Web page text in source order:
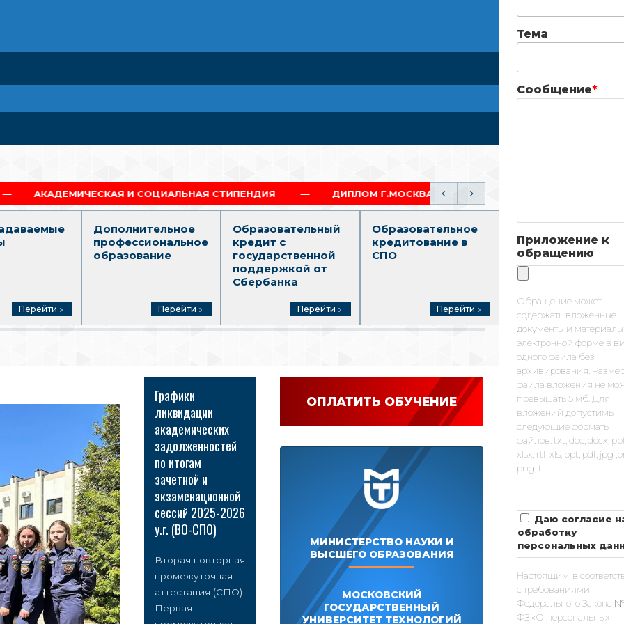
СОЦИАЛЬНАЯ СТИПЕНДИЯ ДИПЛОМ Г.МОСКВА ПОЛНЫЙ ОБРАЗОВАТЕЛЬНЫЙ ТРЕК (СПО-ВО)
Перейти
Дополнительное
профессиональное
образование
Перейти
Образовательный
кредит с
государственной
поддержкой от
Сбербанка
Перейти
Образовательное
кредитование в
СПО
Перейти
образование
ОПЛАТИТЬ ОБУЧЕНИЕ
МИНИСТЕРСТВО НАУКИ И
ВЫСШЕГО ОБРАЗОВАНИЯ
МОСКОВСКИЙ
ГОСУДАРСТВЕННЫЙ
УНИВЕРСИТЕТ ТЕХНОЛОГИЙ
Графики
ликвидации
академических
задолженностей
по итогам
зачетной и
экзаменационной
сессий 2025-2026
у.г. (ВО-СПО)
Вторая повторная
промежуточная
аттестация (СПО)
Первая
Тема
Сообщение*
Приложение к
обращению
Обращение может
содержать вложенные
документы и
электронной форме в
одного файла без
архивирования.
файла вложения не
превышать 5 мб. Для
вложений допустимы
следующие форматы
файлов: txt, doc, docx,
xlsx, rtf, xls, ppt, pdf, jpg
png, tif
Даю согласие
обработку
персональных
Настоящим, в
с требованиями
Федерального Закона
ФЗ «О персональных